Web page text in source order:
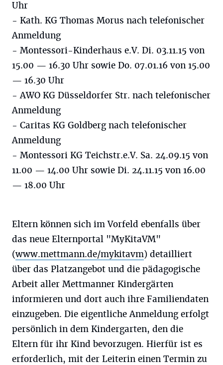
Uhr
- Kath. KG Thomas Morus nach telefonischer
Anmeldung
- Montessori-Kinderhaus e.V. Di. 03.11.15 von
15.00 — 16.30 Uhr sowie Do. 07.01.16 von 15.00
— 16.30 Uhr
- AWO KG Düsseldorfer Str. nach telefonischer
Anmeldung
- Caritas KG Goldberg nach telefonischer
Anmeldung
- Montessori KG Teichstr.e.V. Sa. 24.09.15 von
11.00 — 14.00 Uhr sowie Di. 24.11.15 von 16.00
— 18.00 Uhr
Eltern können sich im Vorfeld ebenfalls über
das neue Elternportal "MyKitaVM"
(www.mettmann.de/mykitavm) detailliert
über das Platzangebot und die pädagogische
Arbeit aller Mettmanner Kindergärten
informieren und dort auch ihre Familiendaten
einzugeben. Die eigentliche Anmeldung erfolgt
persönlich in dem Kindergarten, den die
Eltern für ihr Kind bevorzugen. Hierfür ist es
erforderlich, mit der Leiterin einen Termin zu